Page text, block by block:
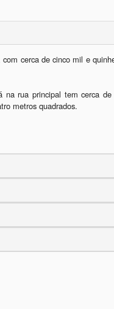
cerca de cinco mil e
na rua principal tem cerca
metros quadrados.